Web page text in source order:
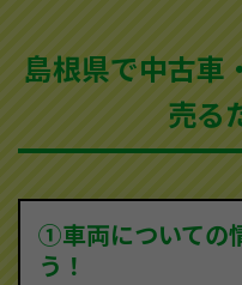
買取可能です。
ソコカラは世界１１０
を持ち、国内に自社物
を実現し、お客様に利
す。
島根県で中古車
売る
①車両についての
う！